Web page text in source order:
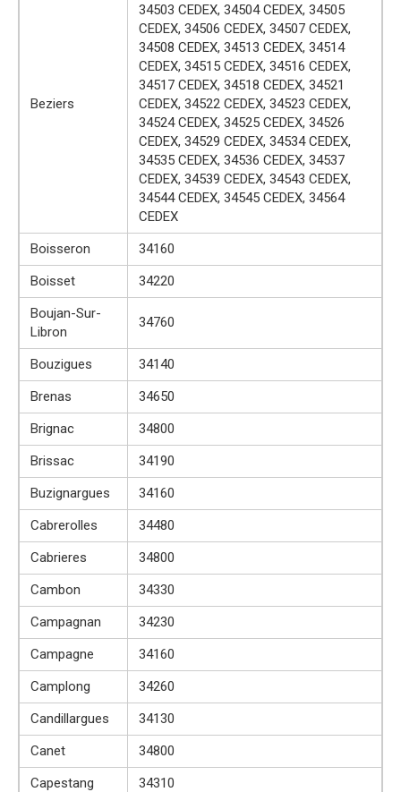
Beziers
34503 CEDEX, 34504 CEDEX, 34505
CEDEX, 34506 CEDEX, 34507 CEDEX,
34508 CEDEX, 34513 CEDEX, 34514
CEDEX, 34515 CEDEX, 34516 CEDEX,
34517 CEDEX, 34518 CEDEX, 34521
CEDEX, 34522 CEDEX, 34523 CEDEX,
34524 CEDEX, 34525 CEDEX, 34526
CEDEX, 34529 CEDEX, 34534 CEDEX,
34535 CEDEX, 34536 CEDEX, 34537
CEDEX, 34539 CEDEX, 34543 CEDEX,
34544 CEDEX, 34545 CEDEX, 34564
CEDEX
Boisseron
34160
Boisset
34220
Boujan-Sur-
Libron
34760
Bouzigues
34140
Brenas
34650
Brignac
34800
Brissac
34190
Buzignargues
34160
Cabrerolles
34480
Cabrieres
34800
Cambon
34330
Campagnan
34230
Campagne
34160
Camplong
34260
Candillargues
34130
Canet
34800
Capestang
34310